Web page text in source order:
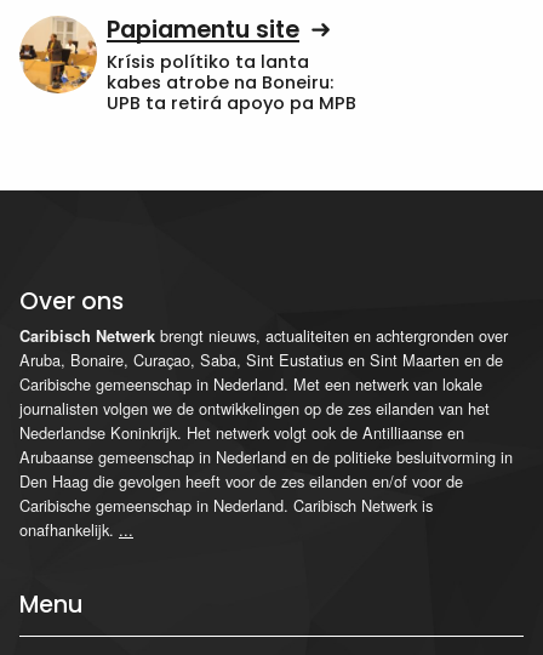
Papiamentu site
Krísis polítiko ta lanta
kabes atrobe na Boneiru:
UPB ta retirá apoyo pa MPB
Over ons
Caribisch Netwerk brengt nieuws, actualiteiten en achtergronden over
Aruba, Bonaire, Curaçao, Saba, Sint Eustatius en Sint Maarten en de
Caribische gemeenschap in Nederland. Met een netwerk van lokale
journalisten volgen we de ontwikkelingen op de zes eilanden van het
Nederlandse Koninkrijk. Het netwerk volgt ook de Antilliaanse en
Arubaanse gemeenschap in Nederland en de politieke besluitvorming in
Den Haag die gevolgen heeft voor de zes eilanden en/of voor de
Caribische gemeenschap in Nederland. Caribisch Netwerk is
onafhankelijk. ...
Menu